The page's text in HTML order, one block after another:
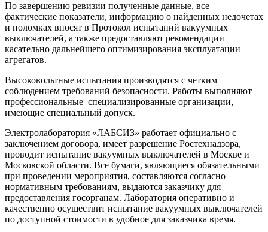
По завершению ревизии полученные данные, все
фактические показатели, информацию о найденных недочетах
и поломках вносят в Протокол испытаний вакуумных
выключателей, а также предоставляют рекомендации
касательно дальнейшего оптимизирования эксплуатации
агрегатов.
Высоковольтные испытания производятся с четким
соблюдением требований безопасности. Работы выполняют
профессиональные специализированные организации,
имеющие специальный допуск.
Электролаборатория «ЛАБСИЗ» работает официально с
заключением договора, имеет разрешение Ростехнадзора,
проводит испытание вакуумных выключателей в Москве и
Московской области. Все бумаги, являющиеся обязательными
при проведении мероприятия, составляются согласно
нормативным требованиям, выдаются заказчику для
предоставления госорганам. Лаборатория оперативно и
качественно осуществит испытание вакуумных выключателей
по доступной стоимости в удобное для заказчика время.